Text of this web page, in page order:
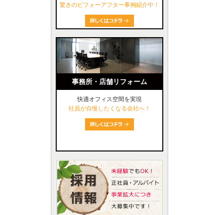
驚きのビフォーアフター事例紹介中！
事務所・店舗リフォーム
快適オフィス空間を実現
社員が自慢したくなる会社へ！